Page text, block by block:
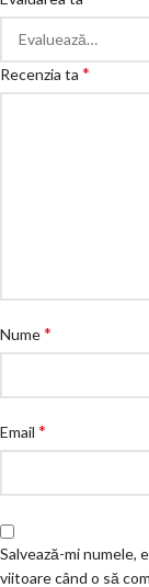
Recenzia ta *
Nume*
Email *
Salvează-mi numele,
viitoare când o să